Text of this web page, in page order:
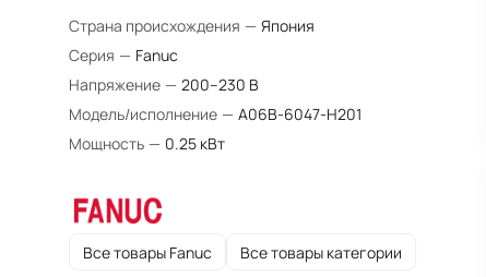
Страна происхождения — Япония
Серия — Fanuc
Напряжение — 200–230 В
Модель/исполнение — A06B-6047-H201
Мощность — 0.25 кВт
Все товары Fanuc Все товары категории